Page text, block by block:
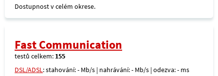
Dostupnost v celém okrese.
Fast Communication
testů celkem: 155
DSL/ADSL: stahování: - Mb/s | nahrávání: - Mb/s | odezva: - ms